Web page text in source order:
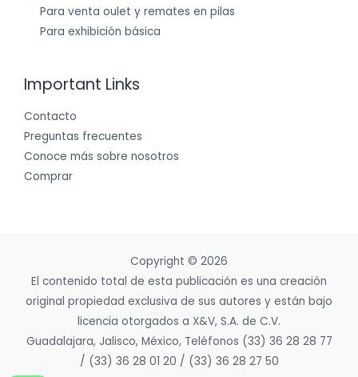
Para venta oulet y remates en pilas
Para exhibición básica
Important Links
Contacto
Preguntas frecuentes
Conoce más sobre nosotros
Comprar
Copyright © 2026
El contenido total de esta publicación es una creación
original propiedad exclusiva de sus autores y están bajo
licencia otorgados a X&V, S.A. de C.V.
Guadalajara, Jalisco, México, Teléfonos (33) 36 28 28 77
/ (33) 36 28 01 20 / (33) 36 28 27 50